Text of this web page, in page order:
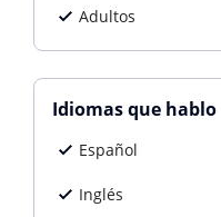
Adultos
Idiomas que hablo
Español
Inglés